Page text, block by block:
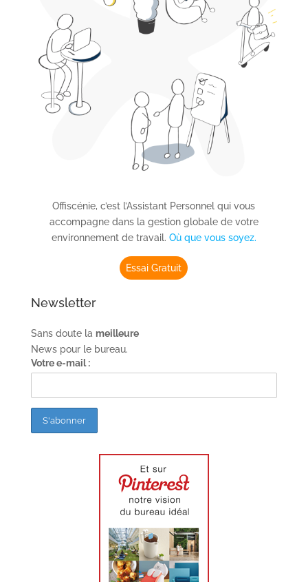
Offiscénie, c’est l’Assistant Personnel qui vous
accompagne dans la gestion globale de votre
environnement de travail. Où que vous soyez.
Essai Gratuit
Newsletter
Sans doute la meilleure
News pour le bureau.
Votre e-mail :